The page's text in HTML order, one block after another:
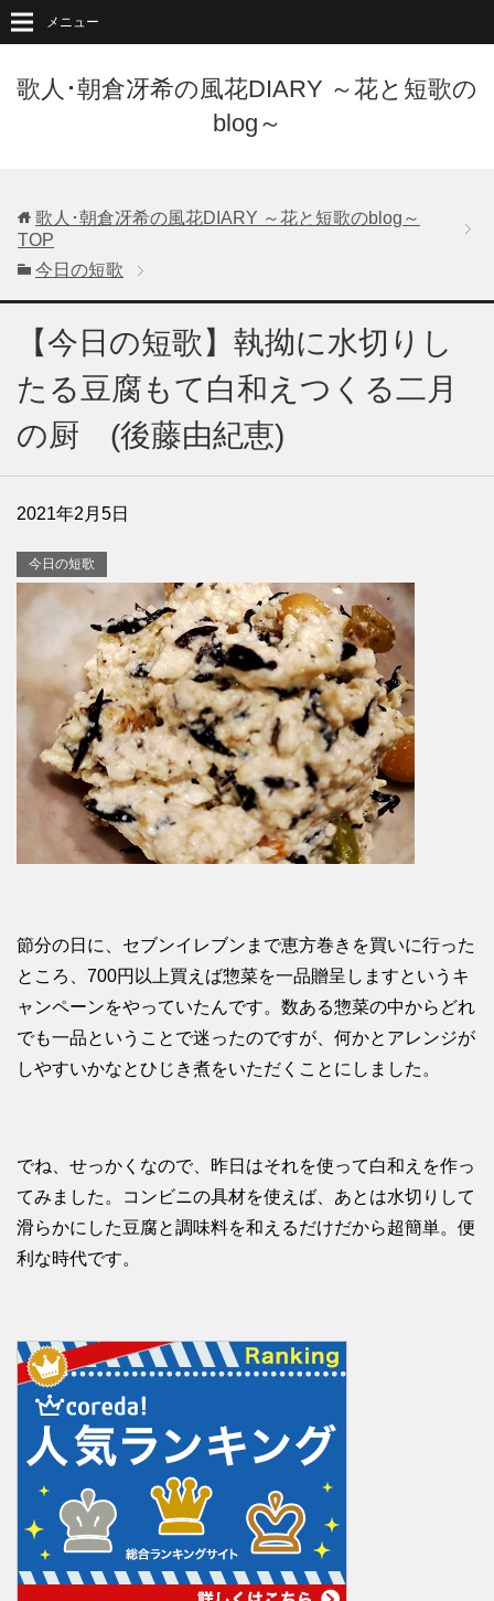
歌人･朝倉冴希の風花DIARY ～花と短歌の
blog～
メニュー
歌人･朝倉冴希の風花DIARY ～花と短歌のblog～
TOP
今日の短歌
【今日の短歌】執拗に水切りし
たる豆腐もて白和えつくる二月
の厨 (後藤由紀恵)
2021年2月5日
今日の短歌
節分の日に、セブンイレブンまで恵方巻きを買いに行った
ところ、700円以上買えば惣菜を一品贈呈しますというキ
ャンペーンをやっていたんです。数ある惣菜の中からどれ
でも一品ということで迷ったのですが、何かとアレンジが
しやすいかなとひじき煮をいただくことにしました。
でね、せっかくなので、昨日はそれを使って白和えを作っ
てみました。コンビニの具材を使えば、あとは水切りして
滑らかにした豆腐と調味料を和えるだけだから超簡単。便
利な時代です。